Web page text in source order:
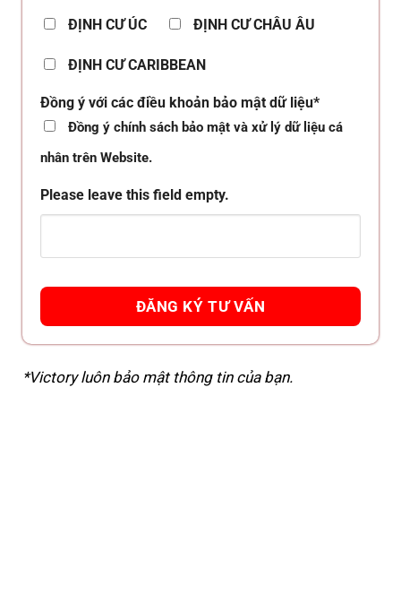
ĐỊNH CƯ ÚC ĐỊNH CƯ CHÂU ÂU
ĐỊNH CƯ CARIBBEAN
Đồng ý với các điều khoản bảo mật dữ liệu*
Đồng ý chính sách bảo mật và xử lý dữ liệu cá
nhân trên Website.
Please leave this field empty.
*Victory luôn bảo mật thông tin của bạn.